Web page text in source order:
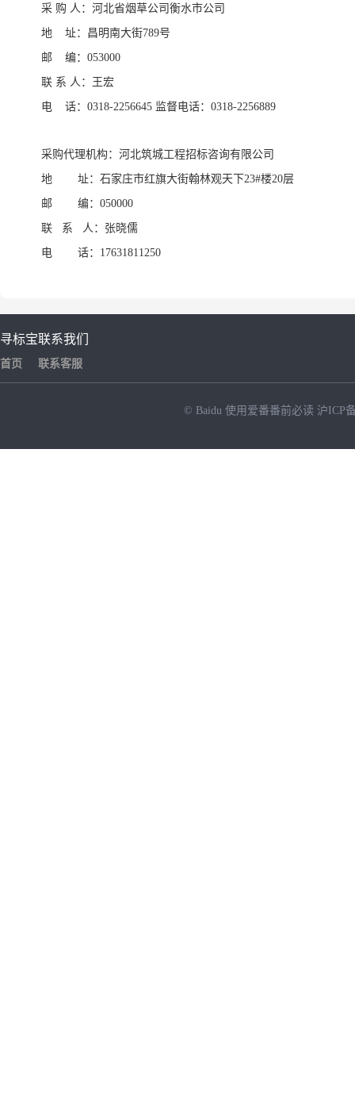
采 购 人：河北省烟草公司衡水市公司
地 址：昌明南大街789号
邮 编：053000
联 系 人：王宏
电 话：0318-2256645 监督电话：0318-2256889
采购代理机构：河北筑城工程招标咨询有限公司
地 址：石家庄市红旗大街翰林观天下23#楼20层
邮 编：050000
联 系 人：张晓儒
电 话：17631811250
寻标宝
首页
联系我们
联系客服
© Baidu 使用爱番番前必读 沪ICP